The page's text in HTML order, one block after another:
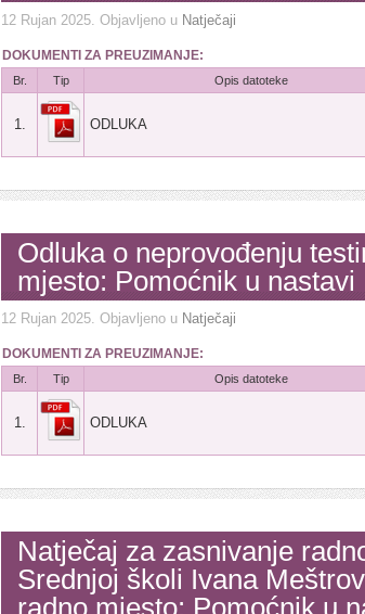
12 Rujan 2025. Objavljeno u Natječaji
DOKUMENTI ZA PREUZIMANJE:
Br. Tip Opis datoteke
1. ODLUKA
Odluka o neprovođenju
mjesto: Pomoćnik u nastavi
12 Rujan 2025. Objavljeno u Natječaji
DOKUMENTI ZA PREUZIMANJE:
Br. Tip Opis datoteke
1. ODLUKA
Natječaj za zasnivanje
Srednjoj školi Ivana
radno mjesto: Pomoćnik u